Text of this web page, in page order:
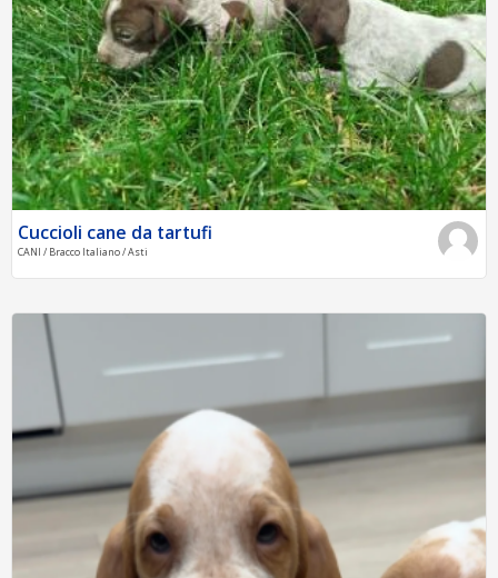
Cuccioli cane da tartufi
CANI / Bracco Italiano / Asti